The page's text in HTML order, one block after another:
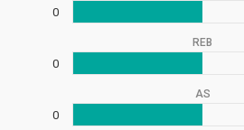
0
REB
0
AS
0